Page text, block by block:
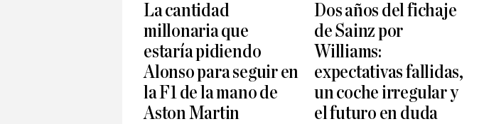
La cantidad
millonaria que
estaría pidiendo
Alonso para seguir en
la F1 de la mano de
Aston Martin
Dos años del fichaje
de Sainz por
Williams:
expectativas fallidas,
un coche irregular y
el futuro en duda